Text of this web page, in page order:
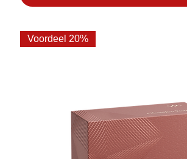
Voordeel 20%